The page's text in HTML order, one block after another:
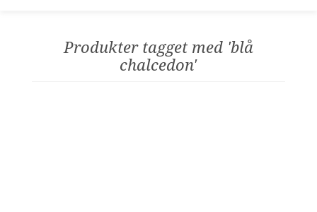
Produkter tagget med 'blå
chalcedon'